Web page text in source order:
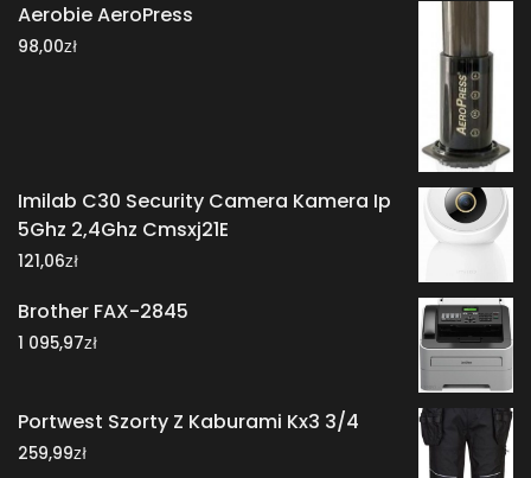
Aerobie AeroPress
98,00zł
Imilab C30 Security Camera Kamera Ip
5Ghz 2,4Ghz Cmsxj21E
121,06zł
Brother FAX-2845
1 095,97zł
Portwest Szorty Z Kaburami Kx3 3/4
259,99zł